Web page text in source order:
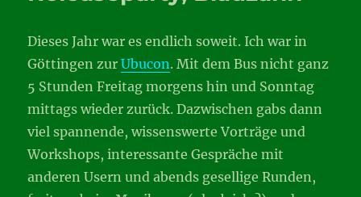
Dieses Jahr war es endlich soweit. Ich war in
Göttingen zurUbucon. Mit dem Bus nicht ganz
5 Stunden Freitag morgens hin und Sonntag
mittags wieder zurück. Dazwischen gabs dann
viel spannende, wissenswerte Vorträge und
Workshops, interessante Gespräche mit
anderen Usern und abends gesellige Runden,